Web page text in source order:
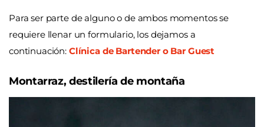
Para ser parte de alguno o de ambos momentos se
requiere llenar un formulario, los dejamos a
continuación: Clínica de Bartender o Bar Guest
Montarraz, destilería de montaña